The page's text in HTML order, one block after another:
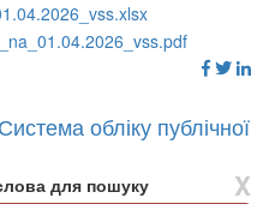
обліку публічної
X
для пошуку